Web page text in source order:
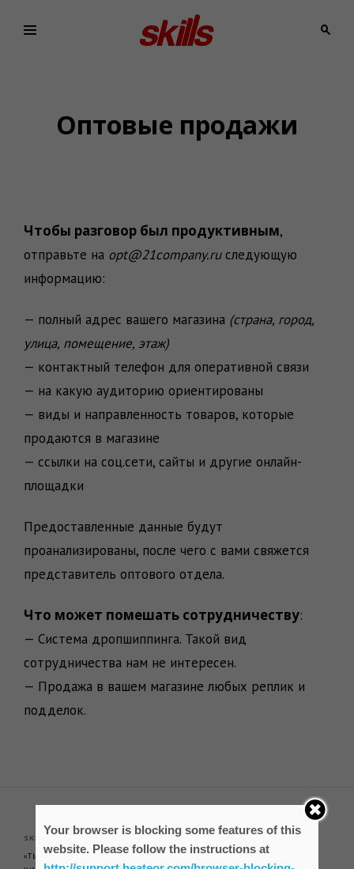
content
Оптовые продажи
Чтобы разговор был продуктивным,
отправьте на opt@21company.ruследующую
информацию:
— полный адрес вашего магазина (страна, город,
улица, помещение, этаж)
— контактный телефон для оперативной связи
— на какую аудиторию ориентированы
— виды и направленность товаров, которые
продаются в магазине
— ссылки на соц.сети, сайты и другие онлайн-
площадки
Предоставленные данные будут
проанализированы, после чего с вами свяжется
представитель оптового отдела.
Что может помешать сотрудничеству:
— Система дропшиппинга. Такой вид
сотрудничества нам не интересен.
— Продажа в вашем магазине любых реплик и
подделок.
SKILLS
«ТЫ МОЖЕШЬ БЫТЬ КЕМ УГОДНО: СКЕЙТЕРОМ ИЛИ БУХГАЛТЕРОМ,
Your browser is blocking some features of this
website. Please follow the instructions at